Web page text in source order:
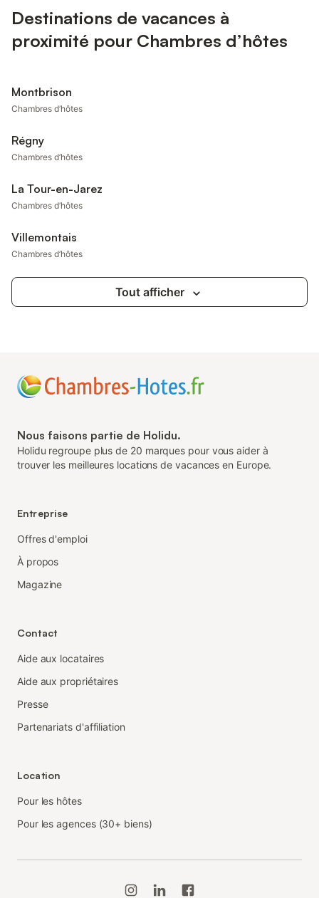
Destinations de vacances à
proximité pour Chambres d’hôtes
Montbrison
Chambres d’hôtes
Régny
Chambres d’hôtes
La Tour-en-Jarez
Chambres d’hôtes
Villemontais
Chambres d’hôtes
Tout afficher
Nous faisons partie de Holidu.
Holidu regroupe plus de 20 marques pour vous aider à
trouver les meilleures locations de vacances en Europe.
Entreprise
Offres d'emploi
À propos
Magazine
Contact
Aide aux locataires
Aide aux propriétaires
Presse
Partenariats d'affiliation
Location
Pour les hôtes
Pour les agences (30+ biens)